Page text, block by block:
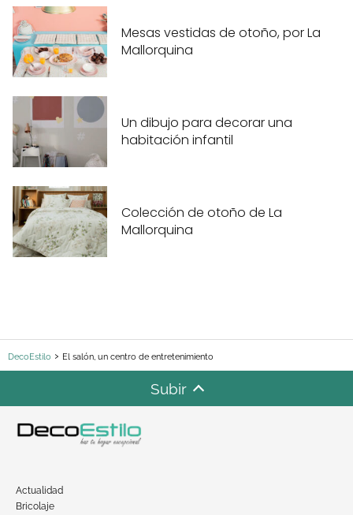
Mesas vestidas de otoño, por La
Mallorquina
Un dibujo para decorar una
habitación infantil
Colección de otoño de La
Mallorquina
DecoEstilo El salón, un centro de entretenimiento
Subir
Actualidad
Bricolaje